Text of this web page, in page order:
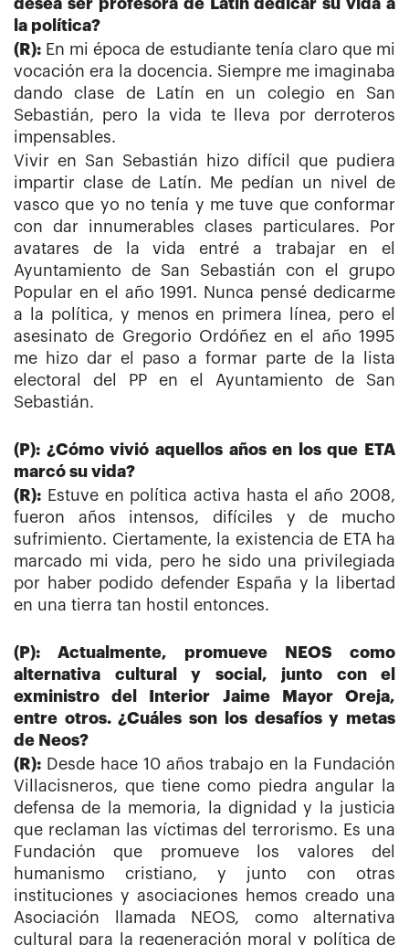
desea ser profesora de Latín dedicar su vida a
la política?
(R): En mi época de estudiante tenía claro que mi
vocación era la docencia. Siempre me imaginaba
dando clase de Latín en un colegio en San
Sebastián, pero la vida te lleva por derroteros
impensables.
Vivir en San Sebastián hizo difícil que pudiera
impartir clase de Latín. Me pedían un nivel de
vasco que yo no tenía y me tuve que conformar
con dar innumerables clases particulares. Por
avatares de la vida entré a trabajar en el
Ayuntamiento de San Sebastián con el grupo
Popular en el año 1991. Nunca pensé dedicarme
a la política, y menos en primera línea, pero el
asesinato de Gregorio Ordóñez en el año 1995
me hizo dar el paso a formar parte de la lista
electoral del PP en el Ayuntamiento de San
Sebastián.
(P): ¿Cómo vivió aquellos años en los que ETA
marcó su vida?
(R): Estuve en política activa hasta el año 2008,
fueron años intensos, difíciles y de mucho
sufrimiento. Ciertamente, la existencia de ETA ha
marcado mi vida, pero he sido una privilegiada
por haber podido defender España y la libertad
en una tierra tan hostil entonces.
(P): Actualmente, promueve NEOS como
alternativa cultural y social, junto con el
exministro del Interior Jaime Mayor Oreja,
entre otros. ¿Cuáles son los desafíos y metas
de Neos?
(R): Desde hace 10 años trabajo en la Fundación
Villacisneros, que tiene como piedra angular la
defensa de la memoria, la dignidad y la justicia
que reclaman las víctimas del terrorismo. Es una
Fundación que promueve los valores del
humanismo cristiano, y junto con otras
instituciones y asociaciones hemos creado una
Asociación llamada NEOS, como alternativa
cultural para la regeneración moral y política de